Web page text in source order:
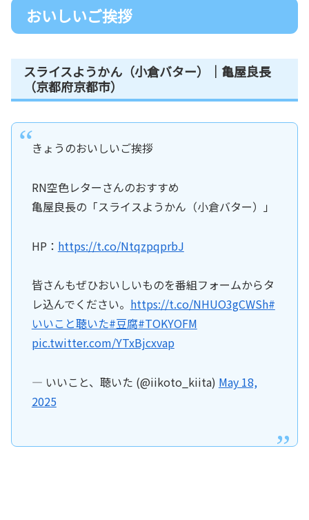
おいしいご挨拶
スライスようかん（小倉バター）｜亀屋良長
（京都府京都市）
きょうのおいしいご挨拶
RN空色レターさんのおすすめ
亀屋良長の「スライスようかん（小倉バター）」
HP： https://t.co/NtqzpqprbJ
皆さんもぜひおいしいものを番組フォームからタ
レ込んでください。 https://t.co/NHUO3gCWSh#
いいこと聴いた#豆腐#TOKYOFM
pic.twitter.com/YTxBjcxvap
— いいこと、聴いた (@iikoto_kiita) May 18,
2025